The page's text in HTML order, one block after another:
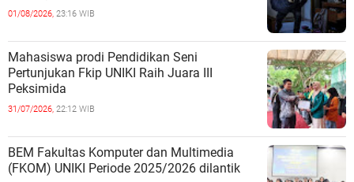
01/08/2026, 23:16 WIB
Mahasiswa prodi Pendidikan Seni
Pertunjukan Fkip UNIKI Raih Juara III
Peksimida
31/07/2026, 22:12 WIB
BEM Fakultas Komputer dan Multimedia
(FKOM) UNIKI Periode 2025/2026 dilantik